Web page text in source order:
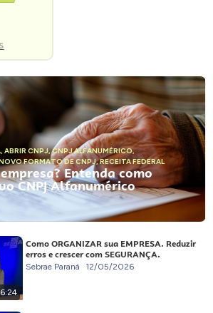
, ABRIR CNPJ,CNPJ ALFANUMÉRICO,
FORMATO DE CNPJ,RECEITA FEDERAL
Entenda como
CNPJ Alfanumérico
Como ORGANIZAR sua EMPRESA. Reduzir
erros e crescer com SEGURANÇA.
Sebrae Paraná 12/05/2026